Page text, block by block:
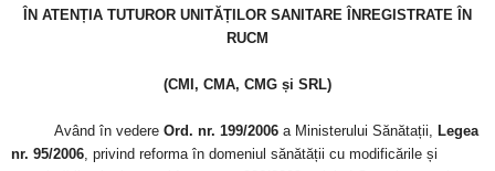
ÎN ATENȚIA TUTUROR UNITĂȚILOR SANITARE ÎNREGISTRATE ÎN
RUCM
(CMI, CMA, CMG și SRL)
Având în vedere Ord. nr. 199/2006 a Ministerului Sănătații, Legea
nr. 95/2006 , privind reforma în domeniul sănătății cu modificările și